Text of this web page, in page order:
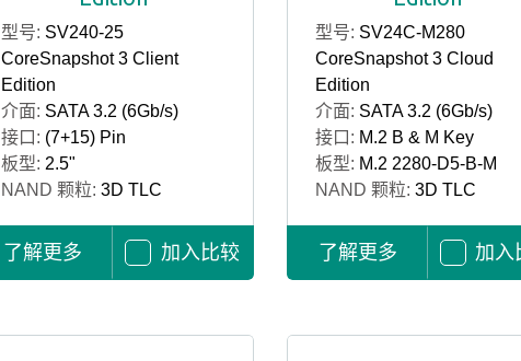
型号: SV240-25
CoreSnapshot 3 Client
Edition
介面: SATA 3.2 (6Gb/s)
接口: (7+15) Pin
板型: 2.5"
NAND 颗粒: 3D TLC
了解更多 加入比较
型号: SV24C-M280
CoreSnapshot 3 Cloud
Edition
介面: SATA 3.2 (6Gb/s)
接口: M.2 B & M Key
板型: M.2 2280-D5-B-M
NAND 颗粒: 3D TLC
了解更多 加入